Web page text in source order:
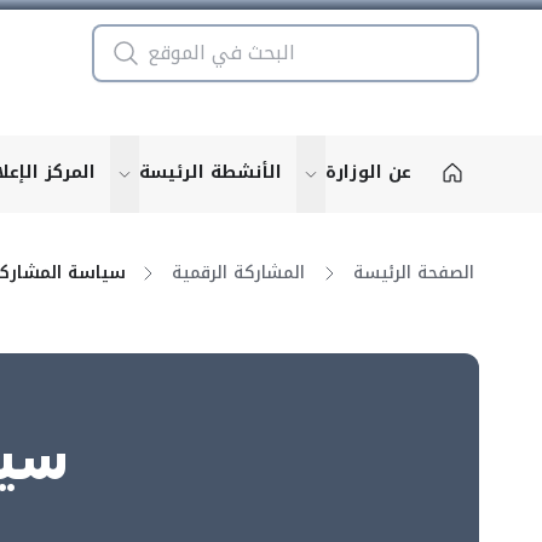
عن الوزارة show submenu for "More"
الأنشطة الرئيسة for "More"
المركز
الصفحة الرئيسة المشاركة الرقمية